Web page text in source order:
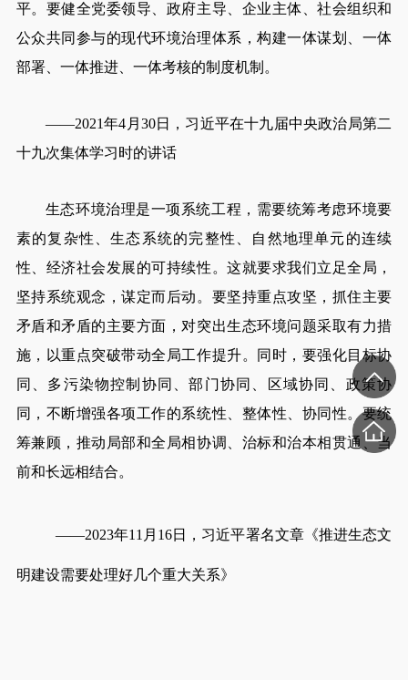
平。要健全党委领导、政府主导、企业主体、社会组织和
公众共同参与的现代环境治理体系，构建一体谋划、一体
部署、一体推进、一体考核的制度机制。
——2021年4月30日，习近平在十九届中央政治局第二
十九次集体学习时的讲话
生态环境治理是一项系统工程，需要统筹考虑环境要
素的复杂性、生态系统的完整性、自然地理单元的连续
性、经济社会发展的可持续性。这就要求我们立足全局，
坚持系统观念，谋定而后动。要坚持重点攻坚，抓住主要
矛盾和矛盾的主要方面，对突出生态环境问题采取有力措
施，以重点突破带动全局工作提升。同时，要强化目标协
同、多污染物控制协同、部门协同、区域协同、政策协
同，不断增强各项工作的系统性、整体性、协同性。要统
筹兼顾，推动局部和全局相协调、治标和治本相贯通、当
前和长远相结合。
——2023年11月16日，习近平署名文章《推进生态文
明建设需要处理好几个重大关系》